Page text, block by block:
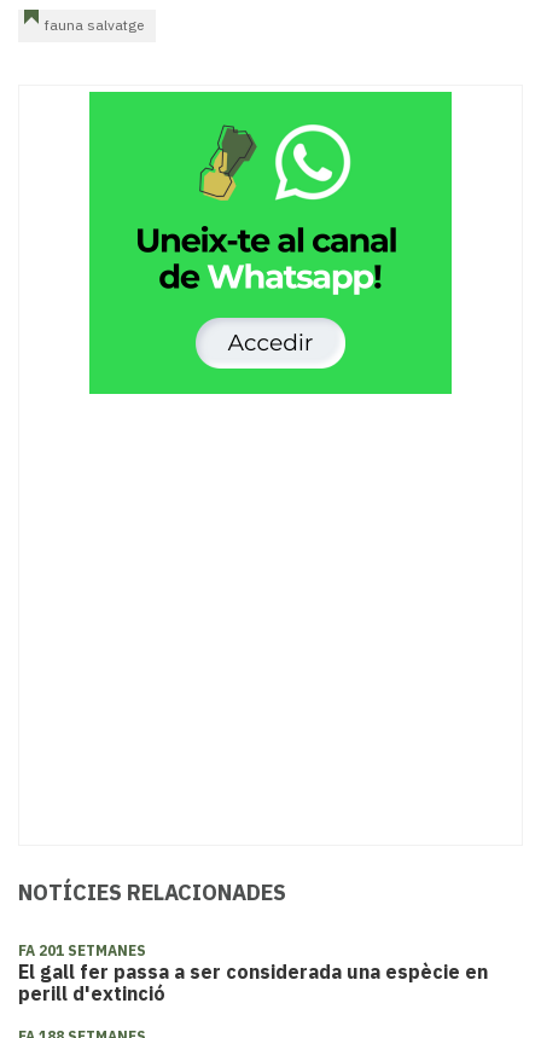
fauna salvatge
NOTÍCIES RELACIONADES
FA 201 SETMANES
El gall fer passa a ser considerada una espècie en
perill d'extinció